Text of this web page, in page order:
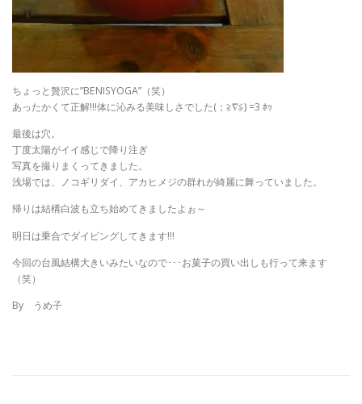
ちょっと贅沢に”BENISYOGA”（笑）
あったかくて正解!!!体に沁みる美味しさでした(；≧∇≦) =3 ﾎｯ
最後は穴。
丁度太陽がイイ感じで降り注ぎ
写真を撮りまくってきました。
浅場では、ノコギリダイ、アカヒメジの群れが綺麗に舞っていました。
帰りは結構白波も立ち始めてきましたよぉ～
明日は乗合でダイビングしてきます!!!
今回の台風結構大きいみたいなので･･･お菓子の買い出しも行って来ます
（笑）
By うめ子